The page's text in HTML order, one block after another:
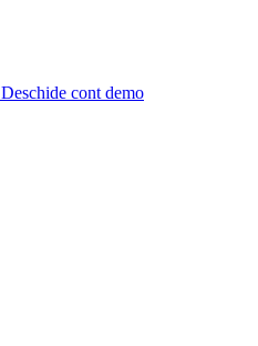
Deschide cont demo